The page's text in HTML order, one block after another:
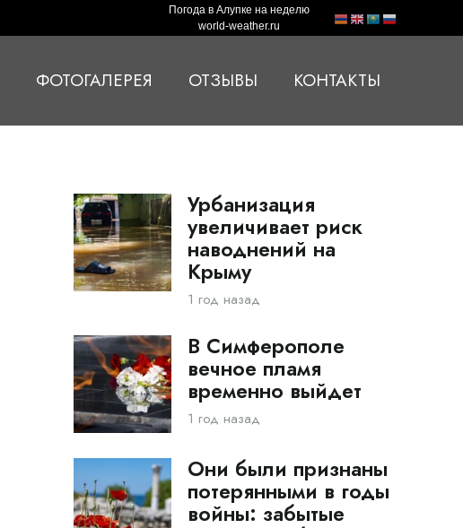
Погода в Алупке на неделю
world-weather.ru
ФОТОГАЛЕРЕЯ ОТЗЫВЫ КОНТАКТЫ
Урбанизация
увеличивает риск
наводнений на
Крыму
1 год назад
В Симферополе
вечное пламя
временно выйдет
1 год назад
Они были признаны
потерянными в годы
войны: забытые